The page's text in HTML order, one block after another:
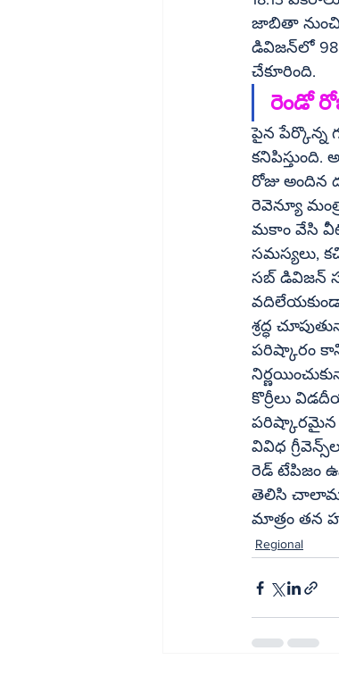
జాబితా నుంచి
డివిజన్‌లో 98 మంది, శ్రీకాకుళం డివిజన్‌ లో 44 మంది, టెక్కలి డివిజన్‌లో 616 మందికి తక్షణ లబ్ధి
చేకూరింది.
పైన పేర్కొన్న
రోజు అందిన
రెవెన్యూ
మకాం వేసి
సమస్యలు,
సబ్‌ డివిజన్‌ సమస్యలతో లింక్‌ అయి ఉన్న దరఖాస్తులను పెండిరగులో పెట్టారు. అయితే వాటిని అలా
వదిలేయకుండా
శ్రద్ధ
పరిష్కారం
నిర్ణయించుకున్నారు.
కొర్రీలు విడదీయడానికి
పరిష్కారమైన
వివిధ గ్రీవెన్స్‌లలో ఇచ్చినప్పుడు పరిష్కారం కాకుండా ఇప్పుడు మాత్రమే ఆ పని పూర్తయిందంటే.. దీని వెనుక
రెడ్‌ టేపిజం ఉన్నట్టే అర్థం. వైకాపా హయాంలో తమకు సంబంధం లేని భూములు కోట్లు విలువ చేస్తున్నాయని
తెలిసి
మాత్రం తన
Regional